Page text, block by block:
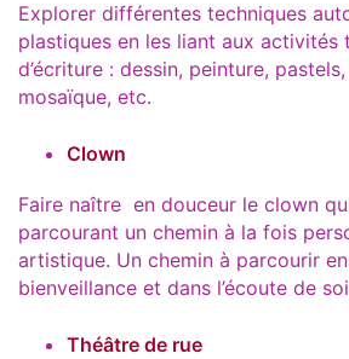
Explorer différentes techniques
plastiques en les liant aux activités
d’écriture : dessin, peinture,
mosaïque, etc.
Clown
Faire naître en douceur le clown
parcourant un chemin à la fois
artistique. Un chemin à parcourir
bienveillance et dans l’écoute de
Théâtre de rue